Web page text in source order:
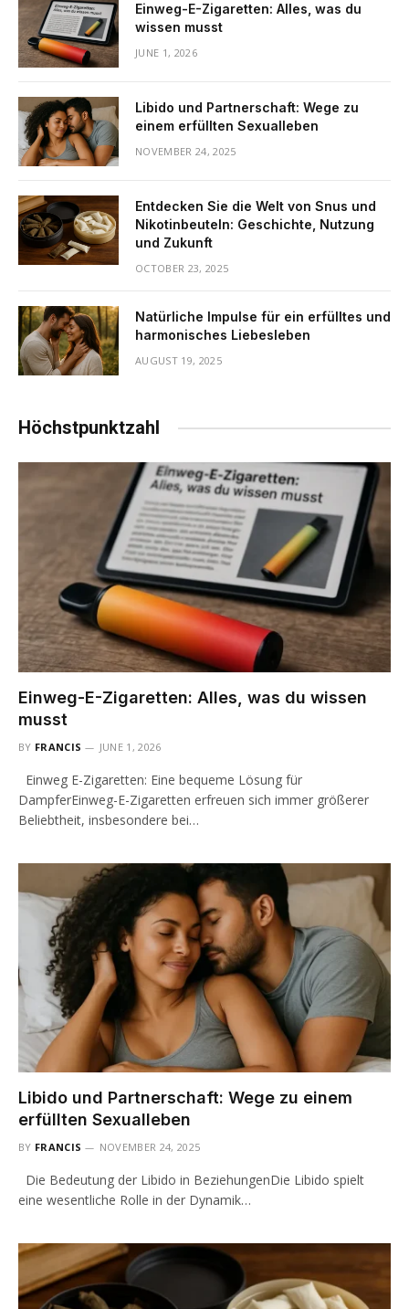
Einweg-E-Zigaretten: Alles, was du
wissen musst
JUNE 1, 2026
Libido und Partnerschaft: Wege zu
einem erfüllten Sexualleben
NOVEMBER 24, 2025
Entdecken Sie die Welt von Snus und
Nikotinbeuteln: Geschichte, Nutzung
und Zukunft
OCTOBER 23, 2025
Natürliche Impulse für ein erfülltes und
harmonisches Liebesleben
AUGUST 19, 2025
Höchstpunktzahl
Einweg-E-Zigaretten: Alles, was du wissen
musst
BY FRANCIS JUNE 1, 2026
Einweg E-Zigaretten: Eine bequeme Lösung für
DampferEinweg-E-Zigaretten erfreuen sich immer größerer
Beliebtheit, insbesondere bei…
Libido und Partnerschaft: Wege zu einem
erfüllten Sexualleben
BY FRANCIS NOVEMBER 24, 2025
Die Bedeutung der Libido in BeziehungenDie Libido spielt
eine wesentliche Rolle in der Dynamik…